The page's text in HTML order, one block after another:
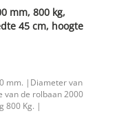
mm, 800 kg,
45 cm, hoogte
mm. |Diameter van
van de rolbaan 2000
800 Kg. |